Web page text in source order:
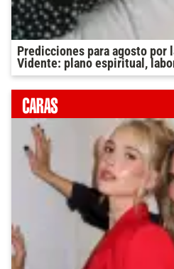
Predicciones para agosto por
Vidente: plano espiritual,